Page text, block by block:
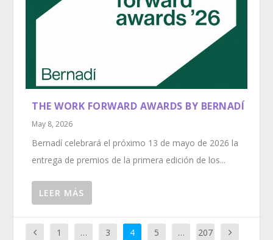
THE WORK FORWARD AWARDS BY BERNADÍ
May 8, 2026
Bernadí celebrará el próximo 13 de mayo de 2026 la
entrega de premios de la primera edición de los...
LEER MÁS
1 … 3 4 5 … 207